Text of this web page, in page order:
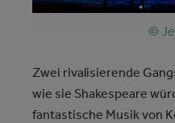
©
Zwei rivalisierende
wie sie Shakespeare
fantastische Musik von